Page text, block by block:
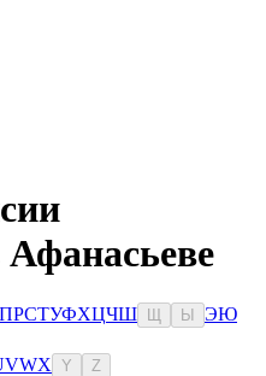
ПРСТУФХЦЧШ Ы ЭЮ
VWX Y Z